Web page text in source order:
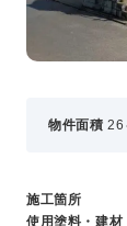
採用
数字でわか
福利厚生
物件面積 26
施工箇所
使用塗料・建材